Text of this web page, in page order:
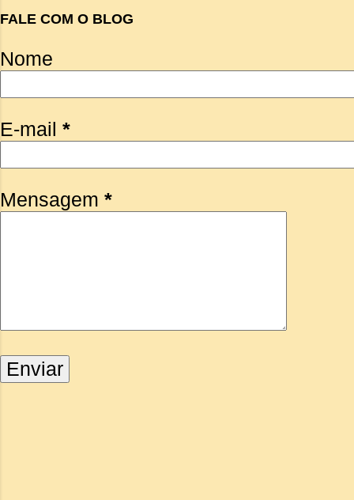
FALE COM O BLOG
Nome
E-mail *
Mensagem *